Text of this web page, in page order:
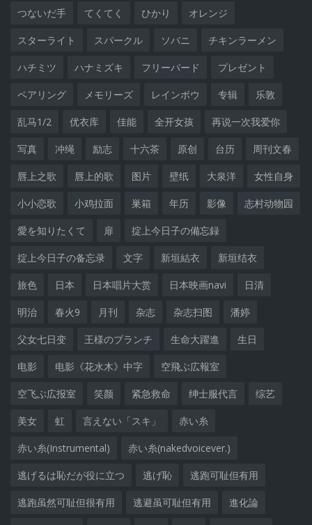
つないだ手 てくてく ひかり オレンジ
スターライト スパークル ソバニ チキンラーメン
ハチミツ ハナミズキ フリーバード プレゼント
ペアリング メモリーズ レインボウ 专辑 乐敦
乱马1/2 优衣库 佳能 全开女孩 再说一次我爱你
写真 冲绳 励志 十六茶 原创 台历 周刊文春
唇上之歌 唇上的歌 图片 壁纸 大泉洋 女性自身
小小恋歌 小鸡拉面 巣箱 年历 影像 志村动物园
愛を知りたくて 扉 掟上今日子の備忘録
掟上今日子の备忘录 文字 新垣結衣 新垣结衣
旅色 日本 日本唱片大赏 日本映画navi 日清
明治 春火9 月刊 杂志 杂志扫图 潘婷
父女七日变 王様のブランチ 生命大躍進 生日
电影 电影《花水木》中字 空飛ぶ広報室
空飞ぶ広报室 笑颜 紧急救命 绅士服代言 综艺
美女 虹 言えない「スキ」 赤い糸
赤い糸(Instrumental) 赤い糸(nakedvoicever.)
逃げるは恥だが役に立つ 逃げ恥 逃跑可耻但有用
逃跑虽然可耻但很有用 逃避虽可耻但有用 進化論